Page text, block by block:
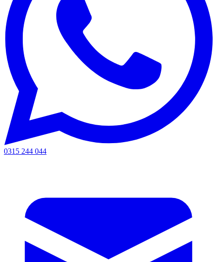
0315 244 044